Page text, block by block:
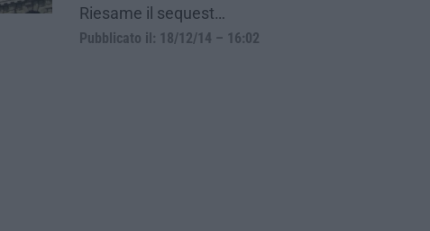
Riesame il sequest…
Pubblicato il: 18/12/14 – 16:02